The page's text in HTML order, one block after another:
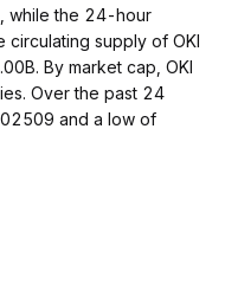
while the 24-hour
circulating supply of OKI
By market cap, OKI
Over the past 24
and a low of